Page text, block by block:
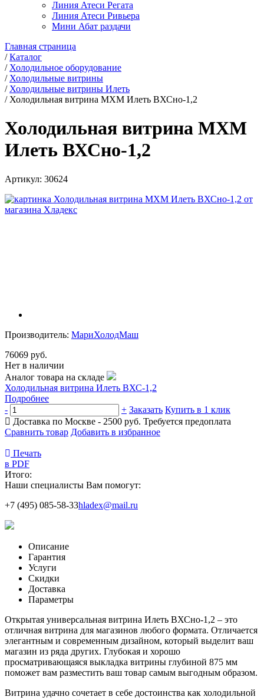
Линия Атеси Регата
Линия Атеси Ривьера
Мини Абат раздачи
Главная страница
/Каталог
/ Холодильное оборудование
/ Холодильные витрины
/ Холодильные витрины Илеть
/ Холодильная витрина МХМ Илеть ВХСно-1,2
Холодильная витрина МХМ
Илеть ВХСно-1,2
Артикул: 30624
Производитель: МариХолодМаш
76069 руб.
Нет в наличии
Аналог товара на складе
Холодильная витрина Илеть ВХС-1,2
Подробнее
-
+ Заказать Купить в 1 клик
Доставка по Москве - 2500 руб. Требуется предоплата
Сравнить товар Добавить в избранное
Печать
в PDF
Итого:
Наши специалисты Вам помогут:
+7 (495) 085-58-33hladex@mail.ru
Описание
Гарантия
Услуги
Скидки
Доставка
Параметры
Открытая универсальная витрина Илеть ВХСно-1,2 – это
отличная витрина для магазинов любого формата. Отличается
элегантным и современным дизайном, который выделит ваш
магазин из ряда других. Глубокая и хорошо
просматривающаяся выкладка витрины глубиной 875 мм
поможет вам разместить ваш товар самым выгодным образом.
Витрина удачно сочетает в себе достоинства как холодильной